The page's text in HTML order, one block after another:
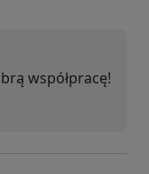
współpracę!